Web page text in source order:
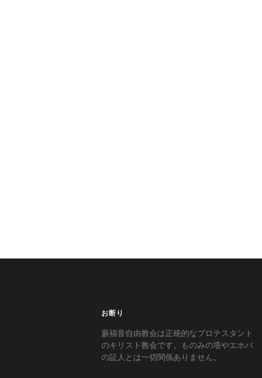
お断り
蕨福音自由教会は正統的なプロテスタント
のキリスト教会です。ものみの塔やエホバ
の証人とは一切関係ありません。